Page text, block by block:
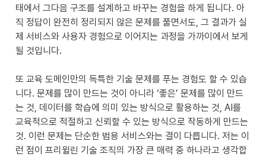
태에서 그다음 구조를 설계하고 바꾸는 경험을 하게 됩니다. 아
직 정답이 완전히 정리되지 않은 문제를 풀면서도, 그 결과가 실
제 서비스와 사용자 경험으로 이어지는 과정을 가까이에서 보게
될 것입니다.
또 교육 도메인만의 독특한 기술 문제를 푸는 경험도 할 수 있습
니다. 문제를 많이 만드는 것이 아니라 ‘좋은’ 문제를 많이 만드
는 것, 데이터를 학습에 의미 있는 방식으로 활용하는 것, AI를
교육적으로 적절하고 신뢰할 수 있는 방식으로 작동하게 만드는
것. 이런 문제는 단순한 범용 서비스와는 결이 다릅니다. 저는 이
런 점이 프리윌린 기술 조직의 가장 큰 매력 중 하나라고 생각합